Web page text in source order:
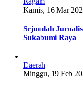
Kamis, 16 Mar
Sejumlah
Sukabumi Raya
Daerah
Minggu, 19 Feb